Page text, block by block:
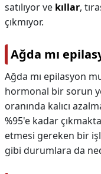
satılıyor ve kıllar,
çıkmıyor.
Ağda mı
Ağda mı epilasyon
hormonal bir sorun
oranında kalıcı
%95'e kadar
etmesi gereken bir
gibi durumlara da